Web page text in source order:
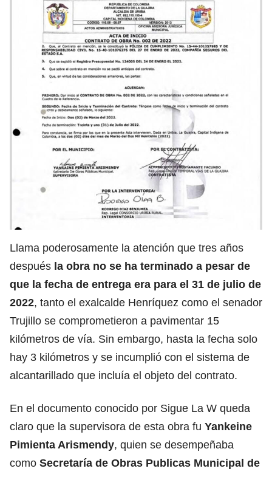
Llama poderosamente la atención que tres años
después la obra no se ha terminado a pesar de
que la fecha de entrega era para el 31 de julio de
2022, tanto el exalcalde Henríquez como el senador
Trujillo se comprometieron a pavimentar 15
kilómetros de vía. Sin embargo, hasta la fecha solo
hay 3 kilómetros y se incumplió con el sistema de
alcantarillado que incluía el objeto del contrato.
En el documento conocido por Sigue La W queda
claro que la supervisora de esta obra fu Yankeine
Pimienta Arismendy, quien se desempeñaba
como Secretaría de Obras Publicas Municipal de